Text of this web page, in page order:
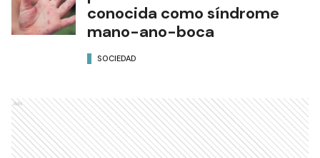
conocida como síndrome
mano-ano-boca
SOCIEDAD
Ads